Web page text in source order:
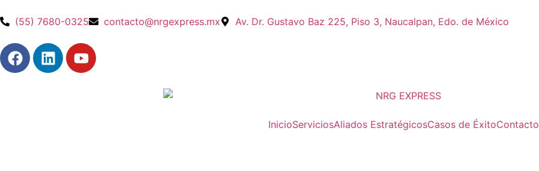
(55) 7680-0325 contacto@nrgexpress.mx Av. Dr. Gustavo Baz 225, Piso 3, Naucalpan, Edo. de México
InicioServiciosAliados EstratégicosCasos de ÉxitoContacto